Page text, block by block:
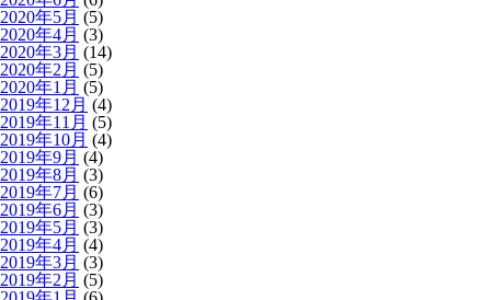
2020年5月 (5)
2020年4月 (3)
2020年3月 (14)
2020年2月 (5)
2020年1月 (5)
2019年12月 (4)
2019年11月 (5)
2019年10月 (4)
2019年9月 (4)
2019年8月 (3)
2019年7月 (6)
2019年6月 (3)
2019年5月 (3)
2019年4月 (4)
2019年3月 (3)
2019年2月 (5)